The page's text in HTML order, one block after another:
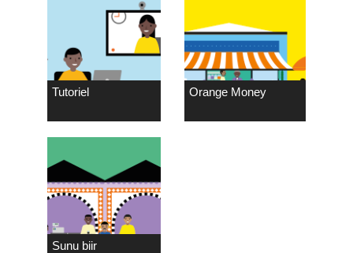
Tutoriel Orange Money
Sunu biir